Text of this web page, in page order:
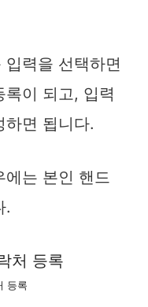
력을 선택하면
이 되고, 입력
하면 됩니다.
에는 본인 핸드
.
등록